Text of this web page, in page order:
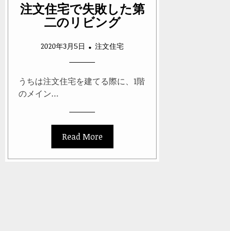
注文住宅で失敗した第
二のリビング
2020年3月5日 注文住宅
うちは注文住宅を建てる際に、1階
のメイン…
Read More